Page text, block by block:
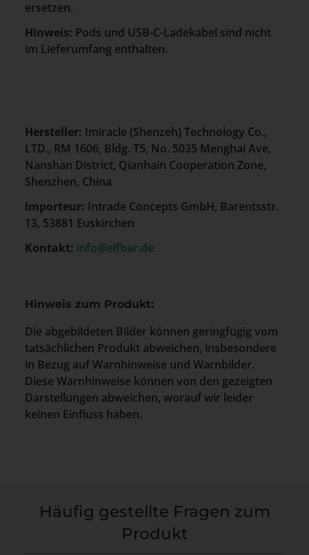
ersetzen.
Hinweis: Pods und USB-C-Ladekabel sind nicht
im Lieferumfang enthalten.
Hersteller: Imiracle (Shenzeh) Technology Co.,
LTD., RM 1606, Bldg. T5, No. 5035 Menghai Ave,
Nanshan District, Qianhain Cooperation Zone,
Shenzhen, China
Importeur: Intrade Concepts GmbH, Barentsstr.
13, 53881 Euskirchen
Kontakt: info@elfbar.de
Hinweis zum Produkt:
Die abgebildeten Bilder können geringfügig vom
tatsächlichen Produkt abweichen, insbesondere
in Bezug auf Warnhinweise und Warnbilder.
Diese Warnhinweise können von den gezeigten
Darstellungen abweichen, worauf wir leider
keinen Einfluss haben.
Häufig gestellte Fragen zum
Produkt